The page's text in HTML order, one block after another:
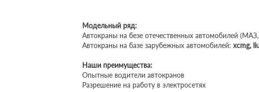
Модельный ряд:
Автокраны на безе отечественных автомобилей
Автокраны на базе зарубежных автомобилей: xcmg,
Наши преимущества:
Опытные водители автокранов
Разрешение на работу в электросетях